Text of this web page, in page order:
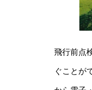
飛行前点
ぐことが